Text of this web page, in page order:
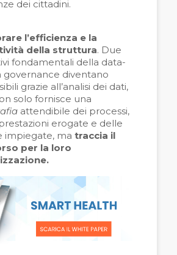
dei cittadini.
l’efficienza e la
della struttura. Due
fondamentali della data-
governance diventano
grazie all’analisi dei dati,
solo fornisce una
attendibile dei processi,
erogate e delle
impiegate, ma traccia il
per la loro